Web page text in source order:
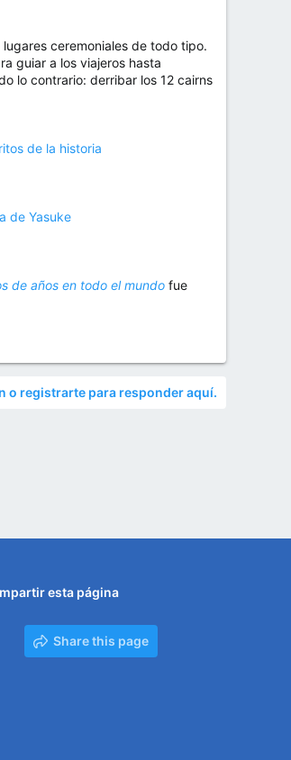
ceremoniales de todo tipo.
guiar a los viajeros hasta
lo contrario: derribar los 12 cairns
de la historia
de Yasuke
de años en todo el mundo fue
o registrarte para responder aquí.
esta página
Share this page